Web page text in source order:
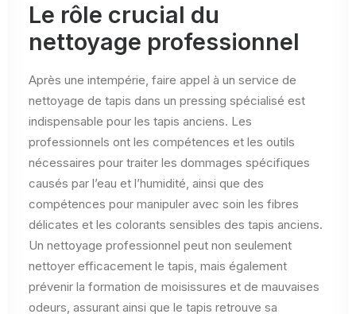
Le rôle crucial du
nettoyage professionnel
Après une intempérie, faire appel à un service de
nettoyage de tapis dans un pressing spécialisé est
indispensable pour les tapis anciens. Les
professionnels ont les compétences et les outils
nécessaires pour traiter les dommages spécifiques
causés par l’eau et l’humidité, ainsi que des
compétences pour manipuler avec soin les fibres
délicates et les colorants sensibles des tapis anciens.
Un nettoyage professionnel peut non seulement
nettoyer efficacement le tapis, mais également
prévenir la formation de moisissures et de mauvaises
odeurs, assurant ainsi que le tapis retrouve sa